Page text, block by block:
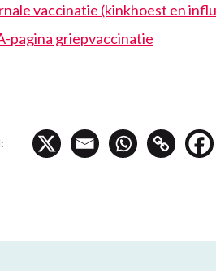
vaccinatie (kinkhoest en
pagina griepvaccinatie